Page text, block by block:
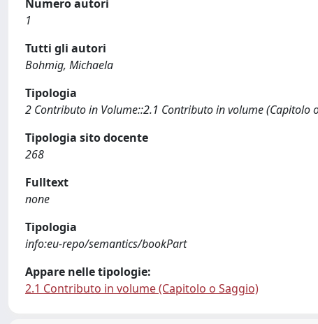
Numero autori
1
Tutti gli autori
Bohmig, Michaela
Tipologia
2 Contributo in Volume::2.1 Contributo in volume (Capitolo
Tipologia sito docente
268
Fulltext
none
Tipologia
info:eu-repo/semantics/bookPart
Appare nelle tipologie:
2.1 Contributo in volume (Capitolo o Saggio)